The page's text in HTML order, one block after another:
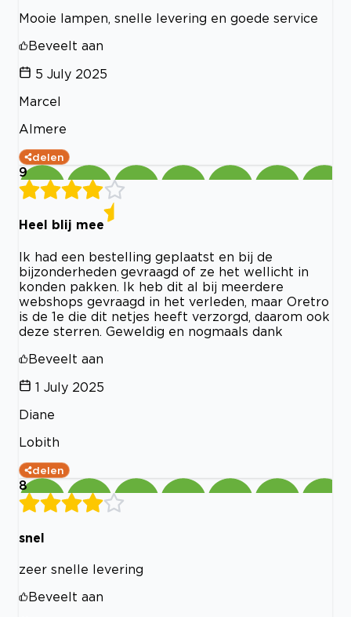
Mooie lampen, snelle levering en goede service
Beveelt aan
5 July 2025
Marcel
Almere
delen
9
Heel blij mee
Ik had een bestelling geplaatst en bij de
bijzonderheden gevraagd of ze het wellicht in
konden pakken. Ik heb dit al bij meerdere
webshops gevraagd in het verleden, maar Oretro
is de 1e die dit netjes heeft verzorgd, daarom ook
deze sterren. Geweldig en nogmaals dank
Beveelt aan
1 July 2025
Diane
Lobith
delen
8
snel
zeer snelle levering
Beveelt aan